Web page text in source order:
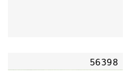
56398